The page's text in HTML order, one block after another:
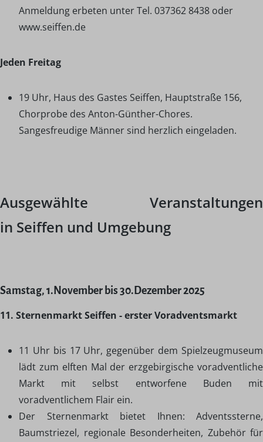
Anmeldung erbeten unter Tel. 037362 8438 oder
www.seiffen.de
Jeden Freitag
19 Uhr, Haus des Gastes Seiffen, Hauptstraße 156,
Chorprobe des Anton-Günther-Chores.
Sangesfreudige Männer sind herzlich eingeladen.
Ausgewählte Veranstaltungen
in Seiffen und Umgebung
Samstag, 1.November bis 30.Dezember 2025
11. Sternenmarkt Seiffen - erster Voradventsmarkt
11 Uhr bis 17 Uhr, gegenüber dem Spielzeugmuseum
lädt zum elften Mal der erzgebirgische voradventliche
Markt mit selbst entworfene Buden mit
voradventlichem Flair ein.
Der Sternenmarkt bietet Ihnen: Adventssterne,
Baumstriezel, regionale Besonderheiten, Zubehör für